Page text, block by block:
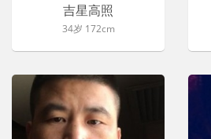
吉星高照
34岁 172cm